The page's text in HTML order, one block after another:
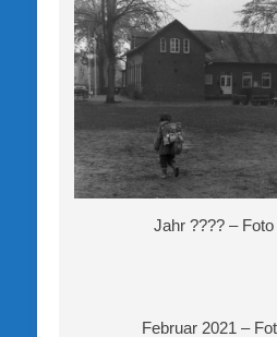
Jahr ???? –
Februar 2021 –